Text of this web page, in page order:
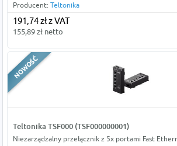
Producent: Teltonika
191,74 zł z VAT
155,89 zł netto
Teltonika TSF000 (TSF000000001)
Niezarządzalny przełącznik z 5x portami Fast